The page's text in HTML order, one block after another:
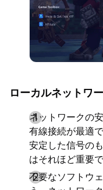
ローカルネットワ
ネットワークの
有線接続が最適
安定した信号の
はそれほど重要
不要なソフトウ